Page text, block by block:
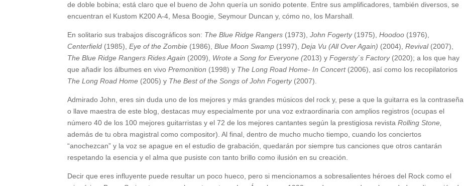
de doble bobina; está claro que el bueno de John quería un sonido potente. Entre sus amplificadores, también diversos, se
encuentran el Kustom K200 A-4, Mesa Boogie, Seymour Duncan y, cómo no, los Marshall.
En solitario sus trabajos discográficos son: The Blue Ridge Rangers (1973),John Fogerty(1975),Hoodoo (1976),
Centerfield (1985),Eye of the Zombie (1986),Blue Moon Swamp (1997),Deja Vu (All Over Again) (2004),Revival(2007),
The Blue Ridge Rangers Rides Again (2009), Wrote a Song for Everyone (2013) yFogersty´s Factory(2020); a los que hay
que añadir los álbumes en vivoPremonition (1998) y The Long Road Home- In Concert(2006), así como los recopilatorios
The Long Road Home (2005) y The Best of the Songs of John Fogerty(2007).
Admirado John, eres sin duda uno de los mejores y más grandes músicos del rock y, pese a que la guitarra es la contraseña
o llave maestra de este blog, destacas muy especialmente por una voz extraordinaria con amplios registros (ocupas el
número 40 de los 100 mejores guitarristas y el 72 de los mejores cantantes según la prestigiosa revistaRolling Stone,
además de tu obra magistral como compositor). Al final, dentro de mucho mucho tiempo, cuando los conciertos
“anochezcan” y la voz se apague en el estudio de grabación, quedarán por siempre tus canciones que otros cantarán
respetando la esencia y el alma que pusiste con tanto brillo como ilusión en su creación.
Decir que eres influyente puede resultar un poco hueco, pero si mencionamos a sobresalientes héroes del Rock como el